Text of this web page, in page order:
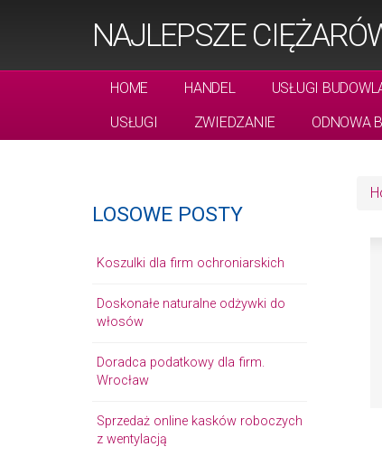
NAJLEPSZE
HOME HANDEL USŁUGI
USŁUGI
ZWIEDZANIE ODNOWA
LOSOWE POSTY
Koszulki dla firm ochroniarskich
Doskonałe naturalne odżywki do
włosów
Doradca podatkowy dla firm.
Wrocław
Sprzedaż online kasków roboczych
z wentylacją